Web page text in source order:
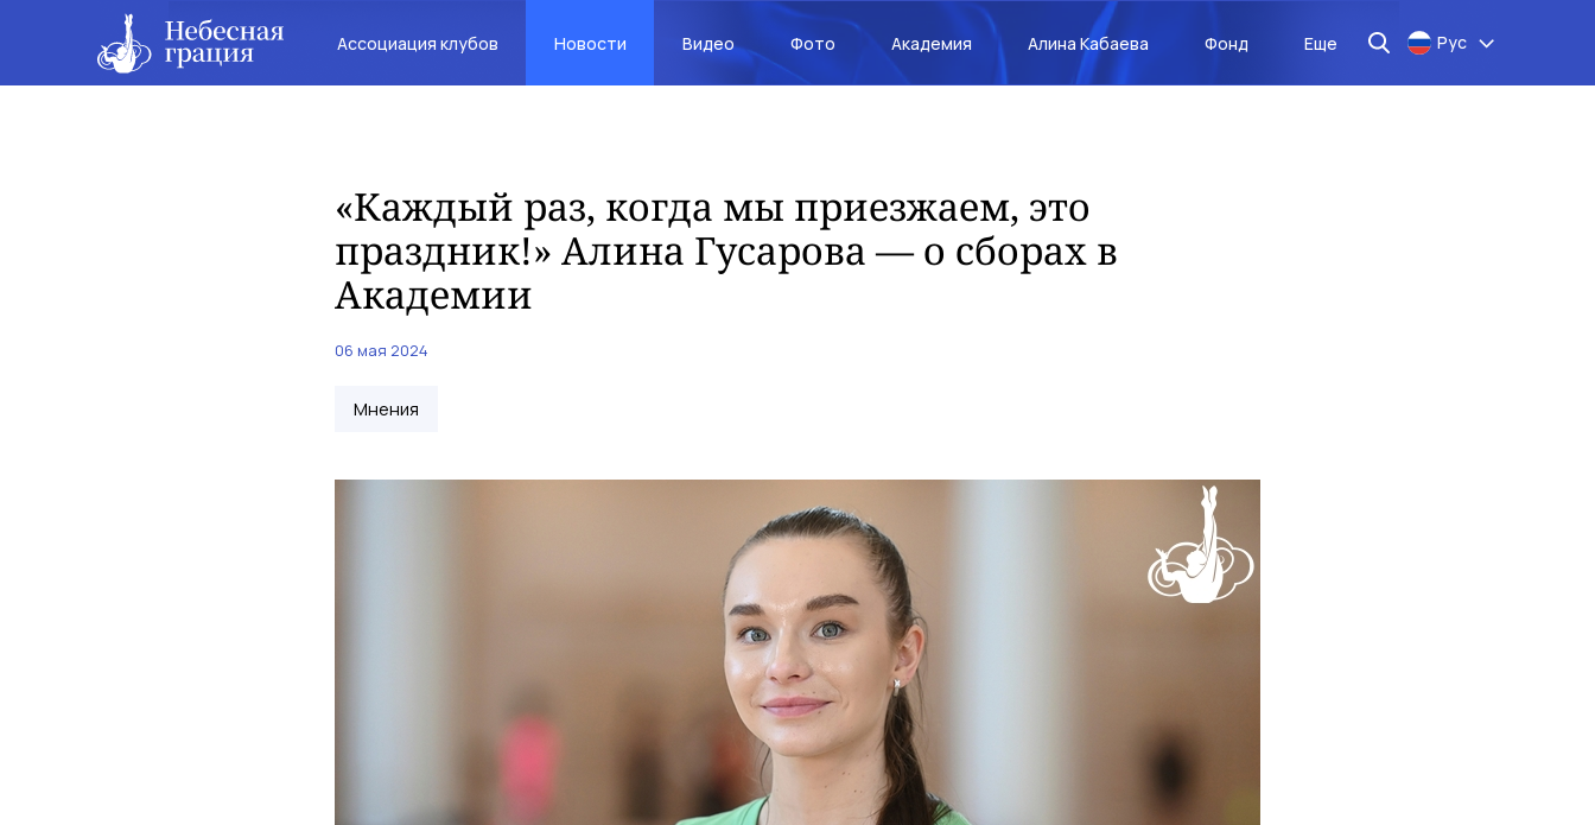
Ассоциация клубов Новости Видео Фото Академия Алина Кабаева Фонд Еще Рус
«Каждый раз, когда мы приезжаем, это
праздник!» Алина Гусарова — о сборах в
Академии
06 мая 2024
Мнения